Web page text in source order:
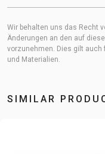
Wir behalten uns das Recht
Änderungen an den auf
vorzunehmen. Dies gilt auch
und Materialien.
SIMILAR